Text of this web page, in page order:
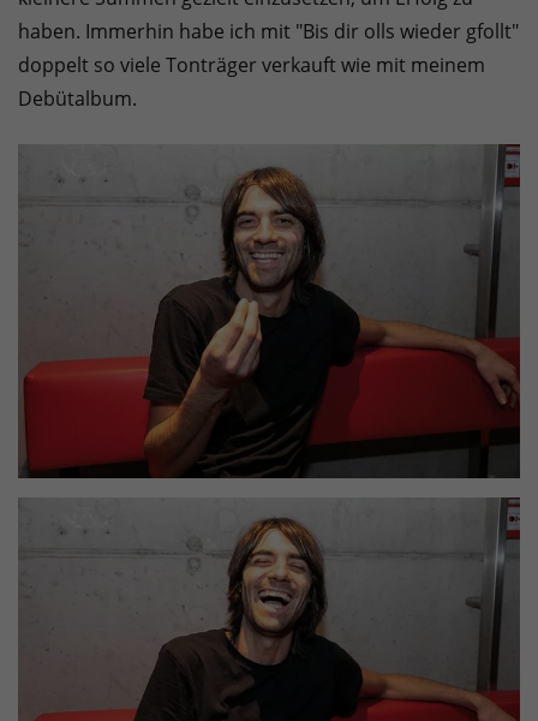
haben. Immerhin habe ich mit "Bis dir olls wieder gfollt"
doppelt so viele Tonträger verkauft wie mit meinem
Debütalbum.